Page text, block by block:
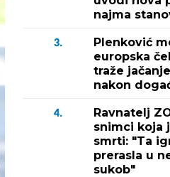
najma
3.
Plenković
europska
traže
nakon
4.
Ravnatelj
snimci koja
smrti: "Ta
prerasla u
sukob"